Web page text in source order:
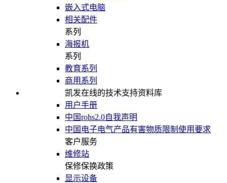
嵌入式电脑
相关配件
系列
海报机
系列
教育系列
商用系列
凯发在线的技术支持资料库
用户手册
中国rohs2.0自我声明
中国电子电气产品有害物质限制使用要求
客户服务
维修站
保修保换政策
显示设备